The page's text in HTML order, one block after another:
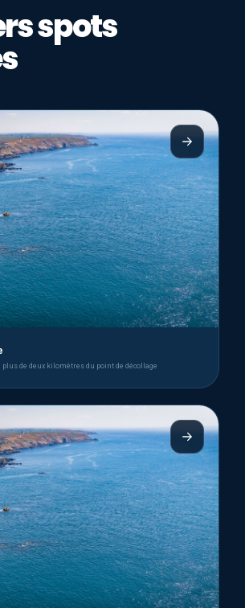
spots
plus de deux kilomètres du point de décollage